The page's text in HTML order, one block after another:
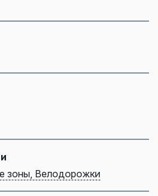
зоны, Велодорожки